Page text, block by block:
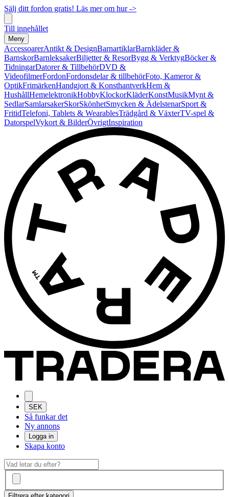
Sälj ditt fordon gratis! Läs mer om hur ->
Till innehållet
Meny
AccessoarerAntikt & DesignBarnartiklarBarnkläder &
BarnskorBarnleksakerBiljetter & ResorBygg & VerktygBöcker &
TidningarDatorer & TillbehörDVD &
VideofilmerFordonFordonsdelar & tillbehörFoto, Kameror &
OptikFrimärkenHandgjort & KonsthantverkHem &
HushållHemelektronikHobbyKlockorKläderKonstMusikMynt &
SedlarSamlarsakerSkorSkönhetSmycken & ÄdelstenarSport &
FritidTelefoni, Tablets & WearablesTrädgård & VäxterTV-spel &
DatorspelVykort & BilderÖvrigtInspiration
SEK
Så funkar det
Ny annons
Logga in
Skapa konto